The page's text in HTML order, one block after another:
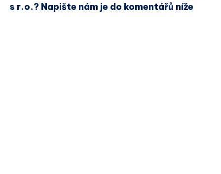
s r.o.? Napište nám je do komentářů níže